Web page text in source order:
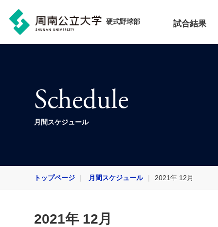
硬式野球部 試合結果
Schedule
月間スケジュール
トップページ 月間スケジュール 2021年 12月
2021年 12月